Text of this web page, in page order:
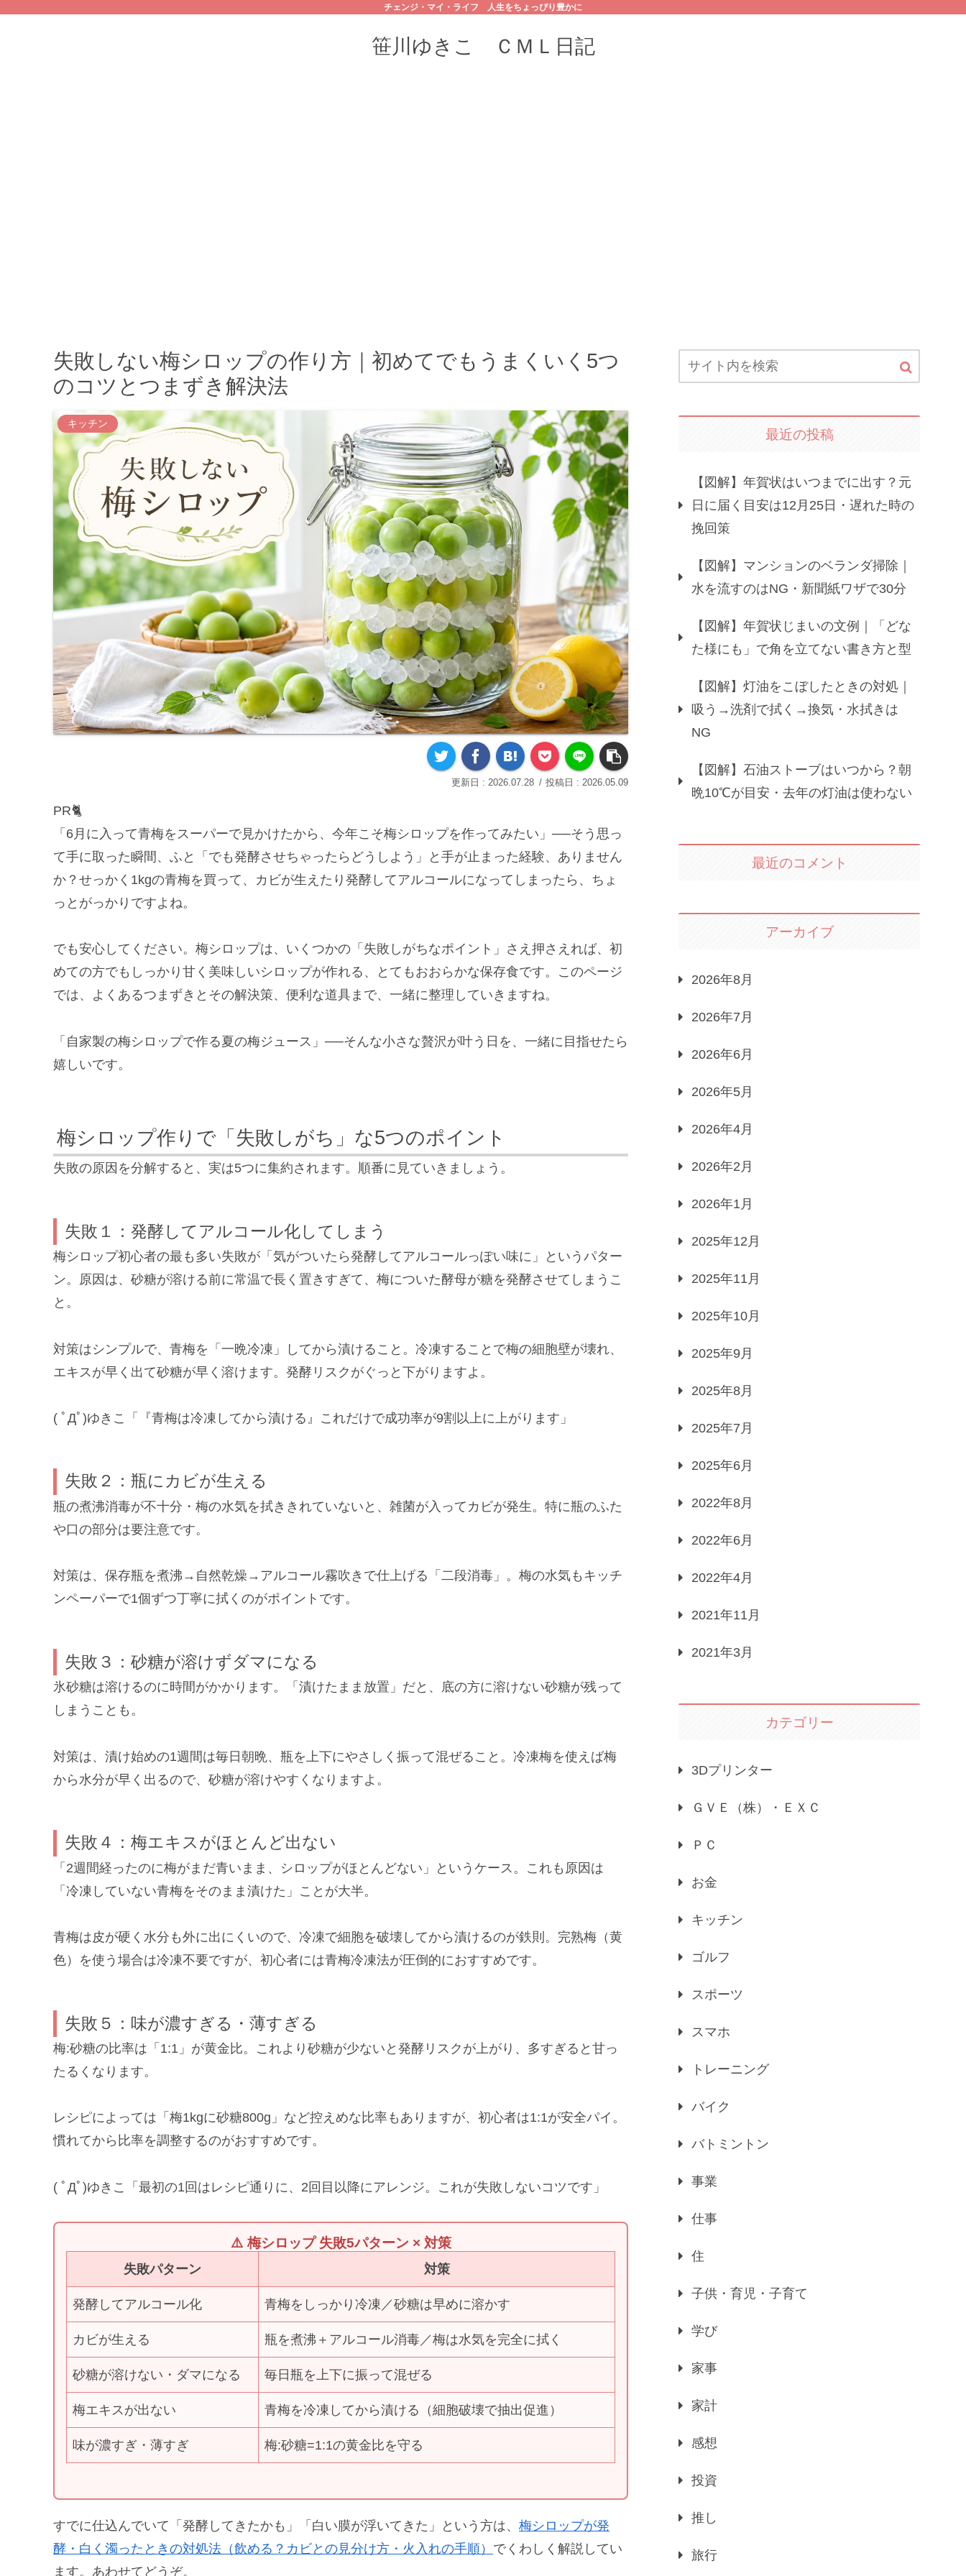
チェンジ・マイ・ライフ 人生をちょっぴり豊かに
笹川ゆきこ ＣＭＬ日記
失敗しない梅シロップの作り方｜初めてでもうまくいく5つ
のコツとつまずき解決法
キッチン
2026.07.28 2026.05.09
PR🐈
「6月に入って青梅をスーパーで見かけたから、今年こそ梅シロップを作ってみたい」──そう思っ
て手に取った瞬間、ふと「でも発酵させちゃったらどうしよう」と手が止まった経験、ありません
か？せっかく1kgの青梅を買って、カビが生えたり発酵してアルコールになってしまったら、ちょ
っとがっかりですよね。
でも安心してください。梅シロップは、いくつかの「失敗しがちなポイント」さえ押さえれば、初
めての方でもしっかり甘く美味しいシロップが作れる、とてもおおらかな保存食です。このページ
では、よくあるつまずきとその解決策、便利な道具まで、一緒に整理していきますね。
「自家製の梅シロップで作る夏の梅ジュース」──そんな小さな贅沢が叶う日を、一緒に目指せたら
嬉しいです。
梅シロップ作りで「失敗しがち」な5つのポイント
失敗の原因を分解すると、実は5つに集約されます。順番に見ていきましょう。
失敗１：発酵してアルコール化してしまう
梅シロップ初心者の最も多い失敗が「気がついたら発酵してアルコールっぽい味に」というパター
ン。原因は、砂糖が溶ける前に常温で長く置きすぎて、梅についた酵母が糖を発酵させてしまうこ
と。
対策はシンプルで、青梅を「一晩冷凍」してから漬けること。冷凍することで梅の細胞壁が壊れ、
エキスが早く出て砂糖が早く溶けます。発酵リスクがぐっと下がりますよ。
( ﾟДﾟ)ゆきこ「『青梅は冷凍してから漬ける』これだけで成功率が9割以上に上がります」
失敗２：瓶にカビが生える
瓶の煮沸消毒が不十分・梅の水気を拭ききれていないと、雑菌が入ってカビが発生。特に瓶のふた
や口の部分は要注意です。
対策は、保存瓶を煮沸→自然乾燥→アルコール霧吹きで仕上げる「二段消毒」。梅の水気もキッチ
ンペーパーで1個ずつ丁寧に拭くのがポイントです。
失敗３：砂糖が溶けずダマになる
氷砂糖は溶けるのに時間がかかります。「漬けたまま放置」だと、底の方に溶けない砂糖が残って
しまうことも。
対策は、漬け始めの1週間は毎日朝晩、瓶を上下にやさしく振って混ぜること。冷凍梅を使えば梅
から水分が早く出るので、砂糖が溶けやすくなりますよ。
失敗４：梅エキスがほとんど出ない
「2週間経ったのに梅がまだ青いまま、シロップがほとんどない」というケース。これも原因は
「冷凍していない青梅をそのまま漬けた」ことが大半。
青梅は皮が硬く水分も外に出にくいので、冷凍で細胞を破壊してから漬けるのが鉄則。完熟梅（黄
色）を使う場合は冷凍不要ですが、初心者には青梅冷凍法が圧倒的におすすめです。
失敗５：味が濃すぎる・薄すぎる
梅:砂糖の比率は「1:1」が黄金比。これより砂糖が少ないと発酵リスクが上がり、多すぎると甘っ
たるくなります。
レシピによっては「梅1kgに砂糖800g」など控えめな比率もありますが、初心者は1:1が安全パイ。
慣れてから比率を調整するのがおすすめです。
( ﾟДﾟ)ゆきこ「最初の1回はレシピ通りに、2回目以降にアレンジ。これが失敗しないコツです」
⚠️ 梅シロップ 失敗5パターン × 対策
失敗パターン 対策
発酵してアルコール化 青梅をしっかり冷凍／砂糖は早めに溶かす
カビが生える 瓶を煮沸＋アルコール消毒／梅は水気を完全に拭く
砂糖が溶けない・ダマになる 毎日瓶を上下に振って混ぜる
梅エキスが出ない 青梅を冷凍してから漬ける（細胞破壊で抽出促進）
味が濃すぎ・薄すぎ 梅:砂糖=1:1の黄金比を守る
すでに仕込んでいて「発酵してきたかも」「白い膜が浮いてきた」という方は、 梅シロップが発
酵・白く濁ったときの対処法（飲める？カビとの見分け方・火入れの手順） でくわしく解説してい
ます。あわせてどうぞ。
最近の投稿
【図解】年賀状はいつまでに出す？元
日に届く目安は12月25日・遅れた時の
挽回策
【図解】マンションのベランダ掃除｜
水を流すのはNG・新聞紙ワザで30分
【図解】年賀状じまいの文例｜「どな
た様にも」で角を立てない書き方と型
【図解】灯油をこぼしたときの対処｜
吸う→洗剤で拭く→換気・水拭きは
NG
【図解】石油ストーブはいつから？朝
晩10℃が目安・去年の灯油は使わない
最近のコメント
アーカイブ
2026年8月
2026年7月
2026年6月
2026年5月
2026年4月
2026年2月
2026年1月
2025年12月
2025年11月
2025年10月
2025年9月
2025年8月
2025年7月
2025年6月
2022年8月
2022年6月
2022年4月
2021年11月
2021年3月
カテゴリー
3Dプリンター
ＧＶＥ（株）・ＥＸＣ
ＰＣ
お金
キッチン
ゴルフ
スポーツ
スマホ
トレーニング
バイク
バトミントン
事業
仕事
住
子供・育児・子育て
学び
家事
家計
感想
投資
推し
旅行